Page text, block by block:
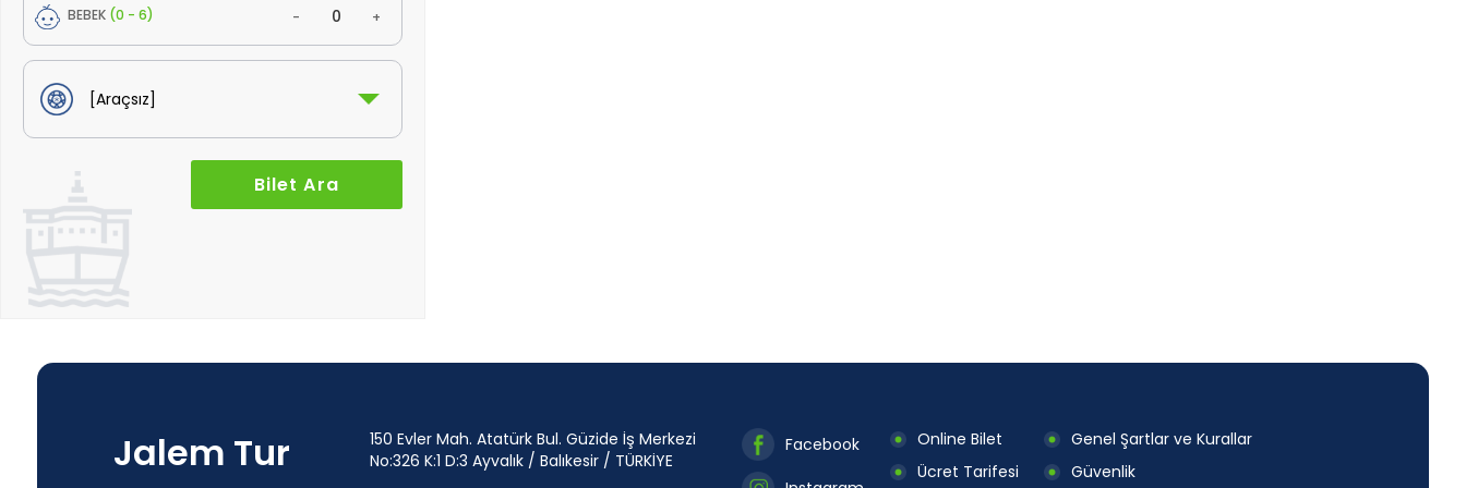
BEBEK (0 - 6) - +
Jalem Tur
150 Evler Mah. Atatürk Bul. Güzide İş Merkezi
No:326 K:1 D:3 Ayvalık / Balıkesir / TÜRKİYE
Facebook
Online Bilet
Ücret Tarifesi
Genel Şartlar ve Kurallar
Güvenlik